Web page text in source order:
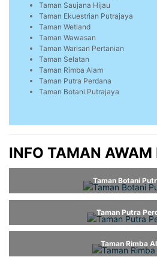
Taman Saujana Hijau
Taman Ekuestrian Putrajaya
Taman Wetland
Taman Wawasan
Taman Warisan Pertanian
Taman Selatan
Taman Rimba Alam
Taman Putra Perdana
Taman Botani Putrajaya
INFO TAMAN
Taman Botani
Taman Putra
Taman Rimba